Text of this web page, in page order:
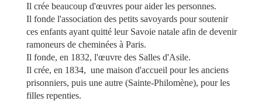
Il crée beaucoup d'œuvres pour aider les personnes.
Il fonde l'association des petits savoyards pour soutenir
ces enfants ayant quitté leur Savoie natale afin de devenir
ramoneurs de cheminées à Paris.
Il fonde, en 1832, l'œuvre des Salles d'Asile.
Il crée, en 1834, une maison d'accueil pour les anciens
prisonniers, puis une autre (Sainte-Philomène), pour les
filles repenties.